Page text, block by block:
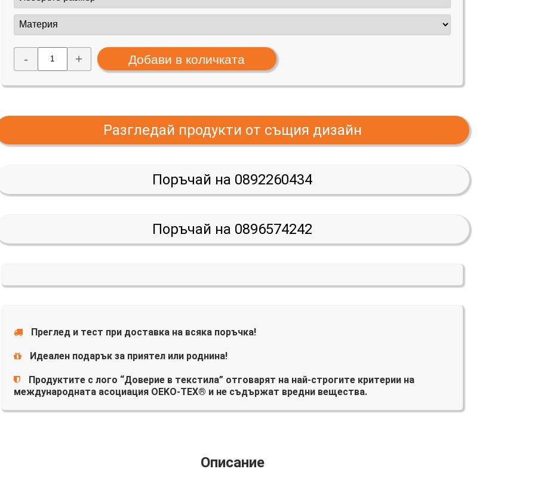
- +
Разгледай продукти от същия дизайн
Поръчай на 0892260434
Поръчай на 0896574242
Преглед и тест при доставка на всяка поръчка!
Идеален подарък за приятел или роднина!
Продуктите с лого “Доверие в текстила” отговарят на най-строгите критерии на
международната асоциация OEKO-TEX® и не съдържат вредни вещества.
Описание